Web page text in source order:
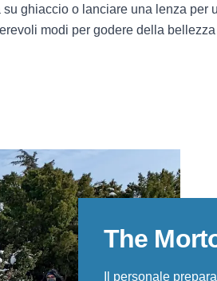
ghiaccio o lanciare una lenza per
modi per godere della
The
Il personale